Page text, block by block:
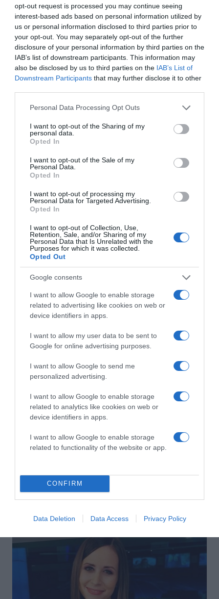
opt-out request is processed you may continue seeing
interest-based ads based on personal information utilized by
us or personal information disclosed to third parties prior to
your opt-out. You may separately opt-out of the further
disclosure of your personal information by third parties on the
IAB’s list of downstream participants. This information may
also be disclosed by us to third parties on the IAB’s List of
Downstream Participants that may further disclose it to other
Please note that this website/app uses one or more Google
not limited to your visit or usage behaviour. You may click to
grant or deny consent to Google and its third-party tags to
use your data for below specified purposes in below Google
consent section.
Personal Data Processing Opt Outs
I want to opt-out of the Sharing of my
personal data.
Opted In
I want to opt-out of the Sale of my
Personal Data.
Opted In
I want to opt-out of processing my
Personal Data for Targeted Advertising.
Opted In
I want to opt-out of Collection, Use,
Retention, Sale, and/or Sharing of my
Personal Data that Is Unrelated with the
Purposes for which it was collected.
Opted Out
Google consents
I want to allow Google to enable storage
related to advertising like cookies on web or
device identifiers in apps.
I want to allow my user data to be sent to
Google for online advertising purposes.
I want to allow Google to send me
personalized advertising.
I want to allow Google to enable storage
related to analytics like cookies on web or
device identifiers in apps.
I want to allow Google to enable storage
related to functionality of the website or app.
CONFIRM
Data Deletion Data Access Privacy Policy
Valószínűleg a családnak lesz egy-két keresetlen szava
Forrás: Blikk
Megosztás: Facebook Twitter Pinterest
szabályok,királyi család,nevelés,
2026-08-06.
3 ok, amiért egy idősebb nő fiatalabb férfit választ
Megszületett Szabados Ági kisfia